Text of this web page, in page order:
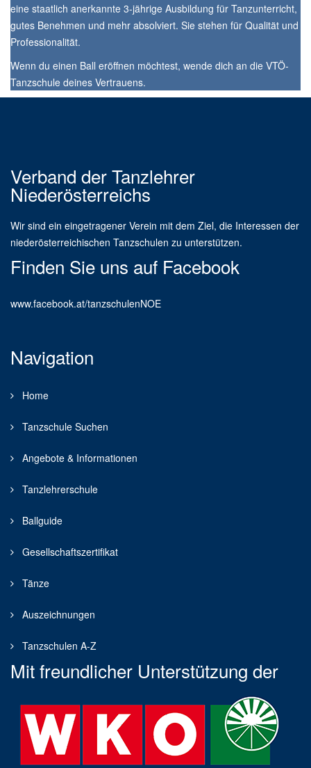
eine staatlich anerkannte 3-jährige Ausbildung für Tanzunterricht,
gutes Benehmen und mehr absolviert. Sie stehen für Qualität und
Professionalität.
Wenn du einen Ball eröffnen möchtest, wende dich an die VTÖ-
Tanzschule deines Vertrauens.
Verband der Tanzlehrer
Niederösterreichs
Wir sind ein eingetragener Verein mit dem Ziel, die Interessen der
niederösterreichischen Tanzschulen zu unterstützen.
Finden Sie uns auf Facebook
www.facebook.at/tanzschulenNOE
Navigation
Home
Tanzschule Suchen
Angebote & Informationen
Tanzlehrerschule
Ballguide
Gesellschaftszertifikat
Tänze
Auszeichnungen
Tanzschulen A-Z
Mit freundlicher Unterstützung der